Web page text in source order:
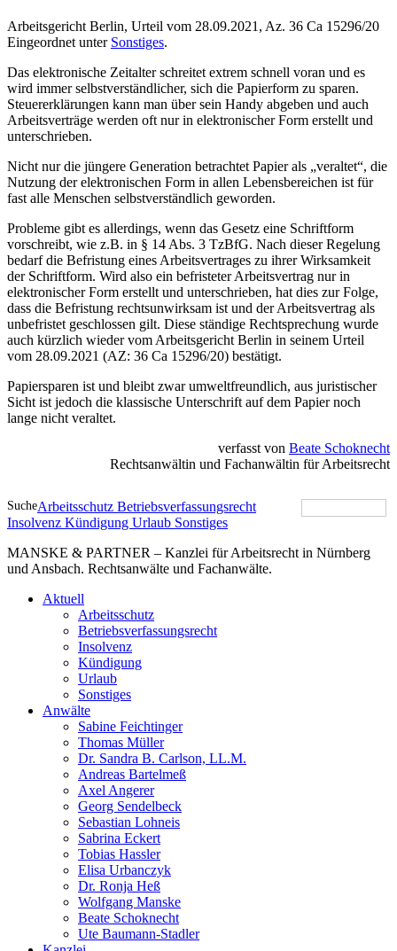
Arbeitsgericht Berlin, Urteil vom 28.09.2021, Az. 36 Ca 15296/20
Eingeordnet unter Sonstiges.
Das elektronische Zeitalter schreitet extrem schnell voran und es
wird immer selbstverständlicher, sich die Papierform zu sparen.
Steuererklärungen kann man über sein Handy abgeben und auch
Arbeitsverträge werden oft nur in elektronischer Form erstellt und
unterschrieben.
Nicht nur die jüngere Generation betrachtet Papier als „veraltet“, die
Nutzung der elektronischen Form in allen Lebensbereichen ist für
fast alle Menschen selbstverständlich geworden.
Probleme gibt es allerdings, wenn das Gesetz eine Schriftform
vorschreibt, wie z.B. in § 14 Abs. 3 TzBfG. Nach dieser Regelung
bedarf die Befristung eines Arbeitsvertrages zu ihrer Wirksamkeit
der Schriftform. Wird also ein befristeter Arbeitsvertrag nur in
elektronischer Form erstellt und unterschrieben, hat dies zur Folge,
dass die Befristung rechtsunwirksam ist und der Arbeitsvertrag als
unbefristet geschlossen gilt. Diese ständige Rechtsprechung wurde
auch kürzlich wieder vom Arbeitsgericht Berlin in seinem Urteil
vom 28.09.2021 (AZ: 36 Ca 15296/20) bestätigt.
Papiersparen ist und bleibt zwar umweltfreundlich, aus juristischer
Sicht ist jedoch die klassische Unterschrift auf dem Papier noch
lange nicht veraltet.
verfasst von Beate Schoknecht
Rechtsanwältin und Fachanwältin für Arbeitsrecht
SucheArbeitsschutz Betriebsverfassungsrecht
Insolvenz Kündigung Urlaub Sonstiges
MANSKE & PARTNER – Kanzlei für Arbeitsrecht in Nürnberg
und Ansbach. Rechtsanwälte und Fachanwälte.
Aktuell
Arbeitsschutz
Betriebsverfassungsrecht
Insolvenz
Kündigung
Urlaub
Sonstiges
Anwälte
Sabine Feichtinger
Thomas Müller
Dr. Sandra B. Carlson, LL.M.
Andreas Bartelmeß
Axel Angerer
Georg Sendelbeck
Sebastian Lohneis
Sabrina Eckert
Tobias Hassler
Elisa Urbanczyk
Dr. Ronja Heß
Wolfgang Manske
Beate Schoknecht
Ute Baumann-Stadler